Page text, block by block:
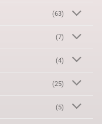
(63)
(7)
(4)
(25)
(5)